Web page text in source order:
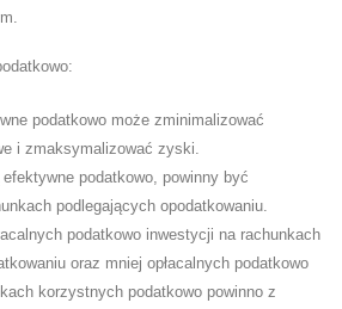
podatkowo może zminimalizować
i zmaksymalizować zyski.
podatkowo, powinny być
podlegających opodatkowaniu.
podatkowo inwestycji na rachunkach
oraz mniej opłacalnych podatkowo
korzystnych podatkowo powinno z